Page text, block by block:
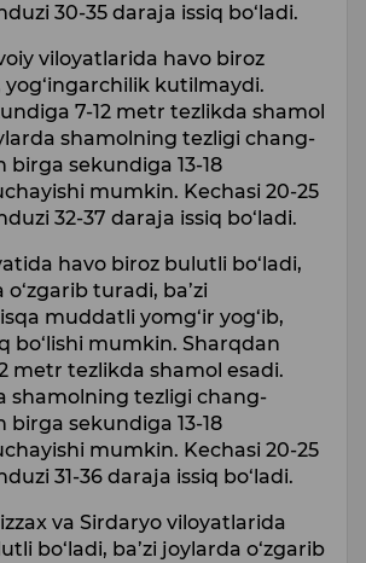
30-35 daraja issiq bo‘ladi.
viloyatlarida havo biroz
yog‘ingarchilik kutilmaydi.
7-12 metr tezlikda shamol
shamolning tezligi chang-
birga sekundiga 13-18
mumkin. Kechasi 20-25
32-37 daraja issiq bo‘ladi.
havo biroz bulutli bo‘ladi,
turadi, ba’zi
muddatli yomg‘ir yog‘ib,
bo‘lishi mumkin. Sharqdan
metr tezlikda shamol esadi.
shamolning tezligi chang-
birga sekundiga 13-18
mumkin. Kechasi 20-25
31-36 daraja issiq bo‘ladi.
va Sirdaryo viloyatlarida
bo‘ladi, ba’zi joylarda o‘zgarib